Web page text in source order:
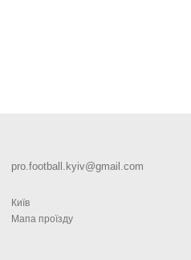
pro.football.kyiv@gmail.com
Київ
Мапа проїзду